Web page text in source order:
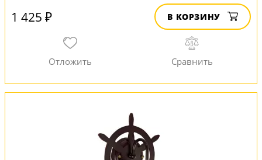
1 425 ₽ В КОРЗИНУ